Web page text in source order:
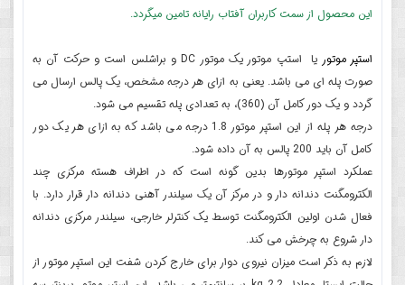
این محصول از سمت کاربران آفتاب رایانه تامین میگردد.
استپر موتور
یا استپ موتور یک موتور DC و براشلس است و حرکت آن به
صورت پله ای می باشد. یعنی به ازای هر درجه مشخص، یک پالس ارسال می
گردد و یک دور کامل آن (360)، به تعدادی پله تقسیم می شود.
درجه هر پله از این استپر موتور 1.8 درجه می باشد که به ازای هر یک دور
کامل آن باید 200 پالس به آن داده شود.
عملکرد استپر موتورها بدین گونه است که در اطراف هسته مرکزی چند
الکترومگنت دندانه دار و در مرکز آن یک سیلندر آهنی دندانه دار قرار دارد. با
فعال شدن اولین الکترومگنت توسط یک کنترلر خارجی، سیلندر مرکزی دندانه
دار شروع به چرخش می کند.
لازم به ذکر است میزان نیروی دوار برای خارج کردن شفت این استپر موتور از